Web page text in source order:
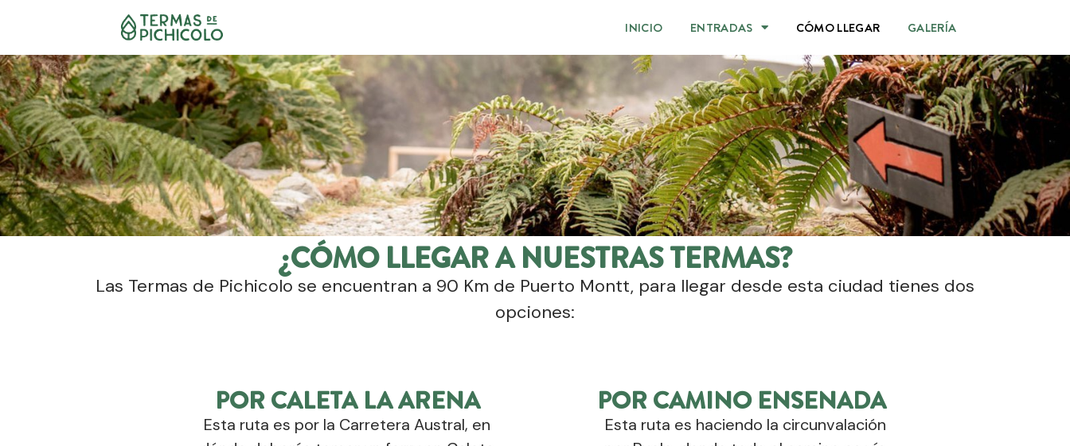
INICIO ENTRADAS CÓMO LLEGAR GALERÍA
¿CÓMO LLEGAR A NUESTRAS TERMAS?
Las Termas de Pichicolo se encuentran a 90 Km de Puerto Montt, para llegar desde esta ciudad tienes dos
opciones:
POR CALETA LA ARENA
Esta ruta es por la Carretera Austral, en
POR CAMINO ENSENADA
Esta ruta es haciendo la circunvalación